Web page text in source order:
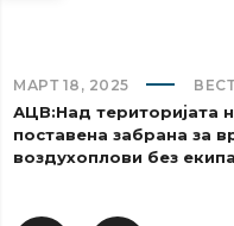
МАРТ 18, 2025
АЦВ:Над територијата
поставена забрана за
воздухоплови без